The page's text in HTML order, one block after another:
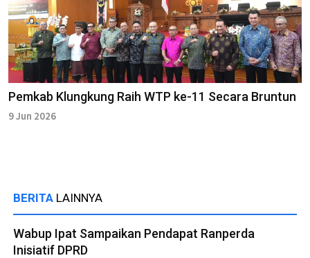
Pemkab Klungkung Raih WTP ke-11 Secara Bruntun
9 Jun 2026
BERITA LAINNYA
Wabup Ipat Sampaikan Pendapat Ranperda
Inisiatif DPRD